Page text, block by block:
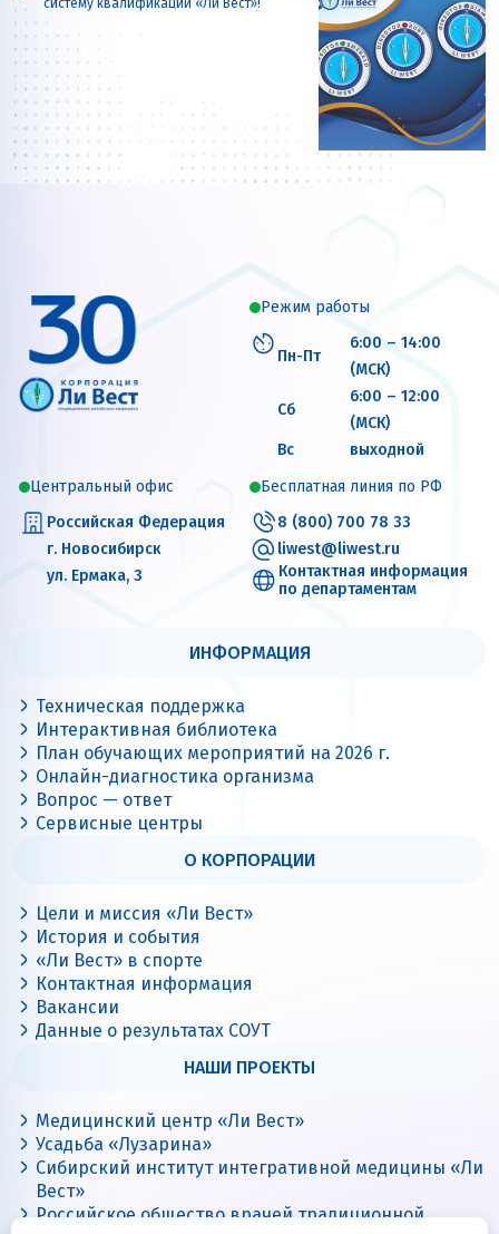
систему квалификаций «Ли Вест»!
Режим работы
Пн-Пт
6:00 – 14:00
(МСК)
Сб
6:00 – 12:00
(МСК)
Вс
выходной
Центральный офис
Российская Федерация
г. Новосибирск
ул. Ермака, 3
Бесплатная линия по РФ
8 (800) 700 78 33
liwest@liwest.ru
Контактная информация
по департаментам
ИНФОРМАЦИЯ
Техническая поддержка
Интерактивная библиотека
План обучающих мероприятий на 2026 г.
Онлайн-диагностика организма
Вопрос — ответ
Сервисные центры
О КОРПОРАЦИИ
Цели и миссия «Ли Вест»
История и события
«Ли Вест» в спорте
Контактная информация
Вакансии
Данные о результатах СОУТ
НАШИ ПРОЕКТЫ
Медицинский центр «Ли Вест»
Усадьба «Лузарина»
Сибирский институт интегративной медицины «Ли
Вест»
Российское общество врачей традиционной